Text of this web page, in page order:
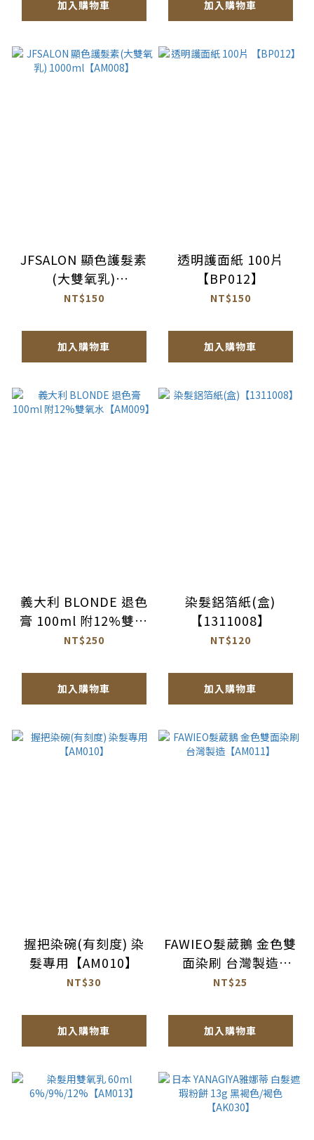
加入購物車 加入購物車
JFSALON 顯色護髮素
(大雙氧乳)
1000ml【AM008】
NT$150
加入購物車
透明護面紙 100片
【BP012】
NT$150
加入購物車
義大利 BLONDE 退色
膏 100ml 附12%雙氧
水【AM009】
NT$250
加入購物車
染髮鋁箔紙(盒)
【1311008】
NT$120
加入購物車
握把染碗(有刻度) 染
髮專用【AM010】
NT$30
加入購物車
FAWIEO髮葳鵝 金色雙
面染刷 台灣製造
【AM011】
NT$25
加入購物車